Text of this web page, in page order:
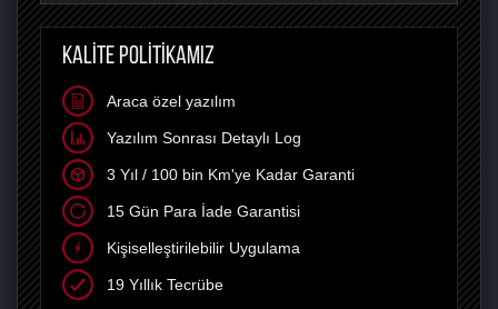
KALİTE POLİTİKAMIZ
Araca özel yazılım
Yazılım Sonrası Detaylı Log
3 Yıl / 100 bin Km'ye Kadar Garanti
15 Gün Para İade Garantisi
Kişiselleştirilebilir Uygulama
19 Yıllık Tecrübe